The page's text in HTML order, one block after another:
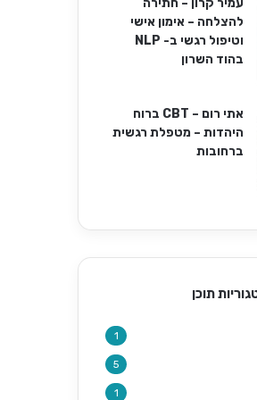
עמיר קרון – חתירה
להצלחה – אימון אישי
וטיפול רגשי ב- NLP
בהוד השרון
אתי רום – CBT ברוח
היהדות – מטפלת רגשית
ברחובות
תוכן
1
5
1